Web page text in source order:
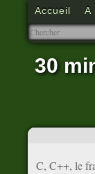
Accueil A
30
C, C++, le